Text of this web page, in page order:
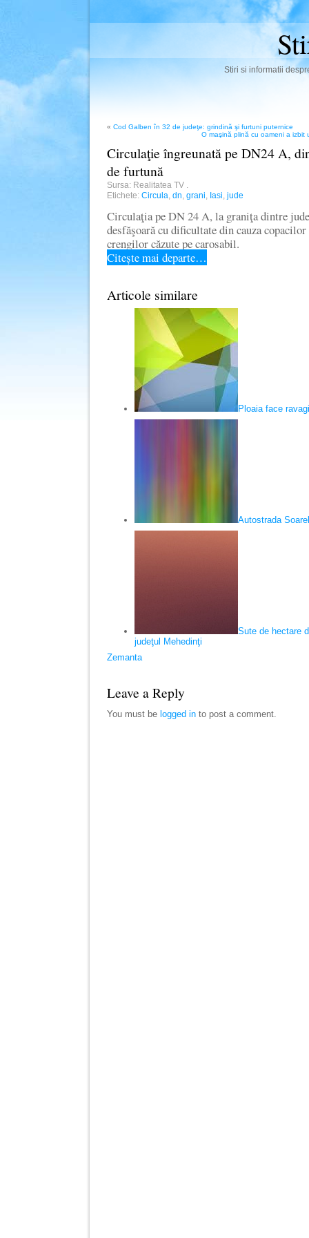
Stiri si informatii
« Cod Galben în 32 de judeţe: grindină şi furtuni puternice
O maşină plină cu oameni a
Circulaţie îngreunată pe DN24 A,
de furtună
Sursa: Realitatea TV
Etichete: Circula dn grani Iasi jude
Circulaţia pe DN 24 A, la graniţa dintre
desfăşoară cu dificultate din cauza
crengilor căzute pe carosabil.
Citește mai departe…
Articole similare
Ploaia face
Autostrada
Sute de hectare
judeţul Mehedinţi
Zemanta
Leave a Reply
You must be logged in to post a comment.